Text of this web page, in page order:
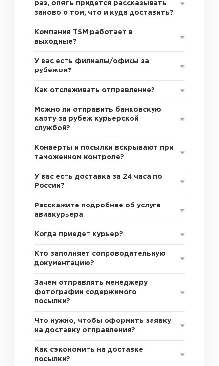
раз, опять придется рассказывать
заново о том, что и куда доставить?
Компания TSM работает в
выходные?
У вас есть филиалы/офисы за
рубежом?
Как отслеживать отправление?
Можно ли отправить банковскую
карту за рубеж курьерской
службой?
Конверты и посылки вскрывают при
таможенном контроле?
У вас есть доставка за 24 часа по
России?
Расскажите подробнее об услуге
авиакурьера
Когда приедет курьер?
Кто заполняет сопроводительную
документацию?
Зачем отправлять менеджеру
фотографии содержимого
посылки?
Что нужно, чтобы оформить заявку
на доставку отправления?
Как сэкономить на доставке
посылки?